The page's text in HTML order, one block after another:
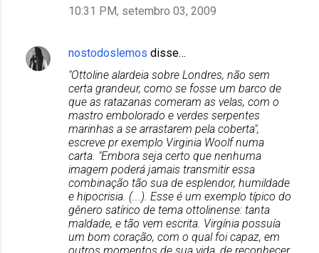
10:31 PM, setembro 03, 2009
nostodoslemos disse…
"Ottoline alardeia sobre Londres, não sem
certa grandeur, como se fosse um barco de
que as ratazanas comeram as velas, com o
mastro embolorado e verdes serpentes
marinhas a se arrastarem pela coberta",
escreve pr exemplo Virginia Woolf numa
carta. "Embora seja certo que nenhuma
imagem poderá jamais transmitir essa
combinação tão sua de esplendor, humildade
e hipocrisia. (...). Esse é um exemplo típico do
gênero satírico de tema ottolinense: tanta
maldade, e tão vem escrita. Virgínia possuía
um bom coração, com o qual foi capaz, em